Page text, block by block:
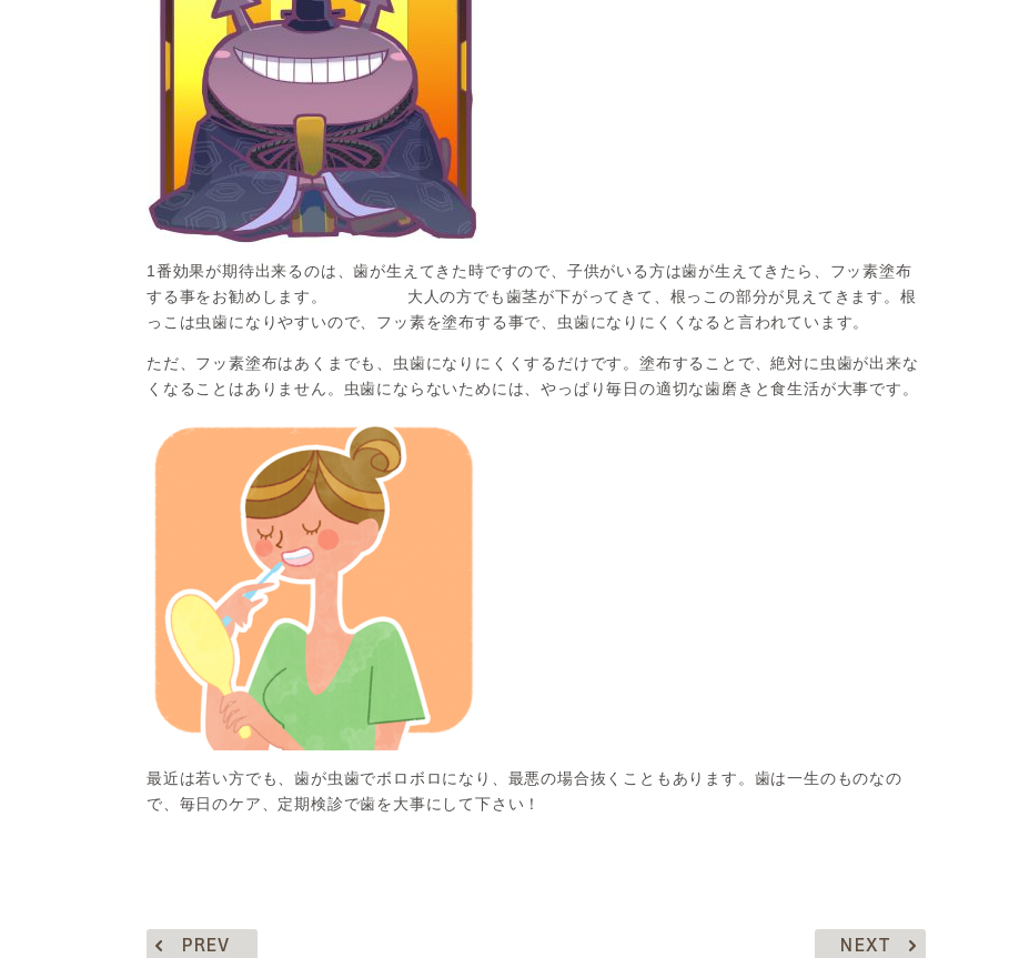
1番効果が期待出来るのは、歯が生えてきた時ですので、子供がいる方は歯が生えてきたら、フッ素塗布
する事をお勧めします。 大人の方でも歯茎が下がってきて、根っこの部分が見えてきます。根
っこは虫歯になりやすいので、フッ素を塗布する事で、虫歯になりにくくなると言われています。
ただ、フッ素塗布はあくまでも、虫歯になりにくくするだけです。塗布することで、絶対に虫歯が出来な
くなることはありません。虫歯にならないためには、やっぱり毎日の適切な歯磨きと食生活が大事です。
最近は若い方でも、歯が虫歯でボロボロになり、最悪の場合抜くこともあります。歯は一生のものなの
で、毎日のケア、定期検診で歯を大事にして下さい！
PREV NEXT